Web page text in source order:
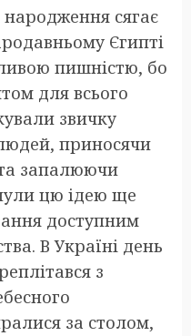
народження сягає
Єгипті
пишністю, бо
для всього
звичку
приносячи
запалюючи
цю ідею ще
доступним
В Україні день
з
за столом,